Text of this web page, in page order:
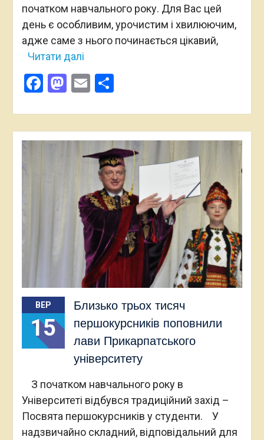
початком навчального року. Для Вас цей
день є особливим, урочистим і хвилюючим,
адже саме з нього починається цікавий,
Читати далі
Facebook
Mastodon
EmailПоділитися
ВЕР
15
Близько трьох тисяч
першокурсників поповнили
лави Прикарпатського
університету
З початком навчального року в
Університеті відбувся традиційний захід –
Посвята першокурсників у студенти. У
надзвичайно складний, відповідальний для